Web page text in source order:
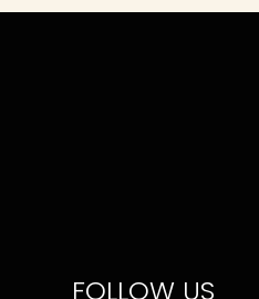
FOLLOW US